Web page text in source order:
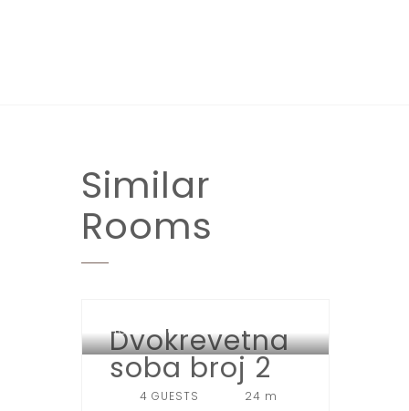
Similar
Rooms
HOTEL SPORT JAHORINA
Dvokrevetna
soba broj 2
4 GUESTS 24 m